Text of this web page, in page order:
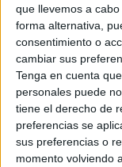
que llevemos a
forma alternativa,
consentimiento o
cambiar sus
Tenga en cuenta
personales puede
tiene el derecho de
preferencias se
sus preferencias o
momento volviendo
Sé que mi familia
de vivir a cuenta
empezar a
largo de su vida y
vez y dejar de
He de decir que
lo que se refiere a
aun así me siento
aún con 28 hasta
profesorado.